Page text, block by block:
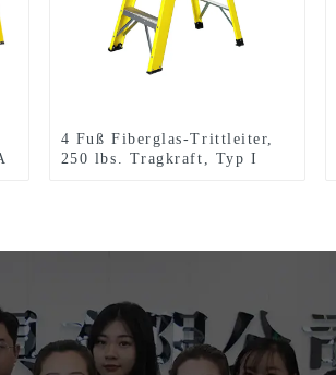
4 Fuß Fiberglas-Trittleiter,
250 lbs. Tragkraft, Typ I